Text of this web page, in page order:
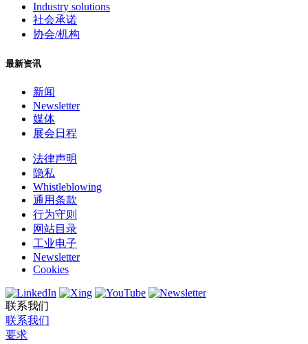
Industry solutions
社会承诺
协会/机构
最新资讯
新闻
Newsletter
媒体
展会日程
法律声明
隐私
Whistleblowing
通用条款
行为守则
网站目录
工业电子
Newsletter
Cookies
联系我们
联系我们
要求